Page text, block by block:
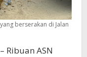
berserakan di Jalan
– Ribuan ASN